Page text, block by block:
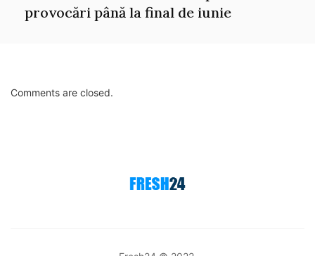
provocări până la final de iunie
Comments are closed.